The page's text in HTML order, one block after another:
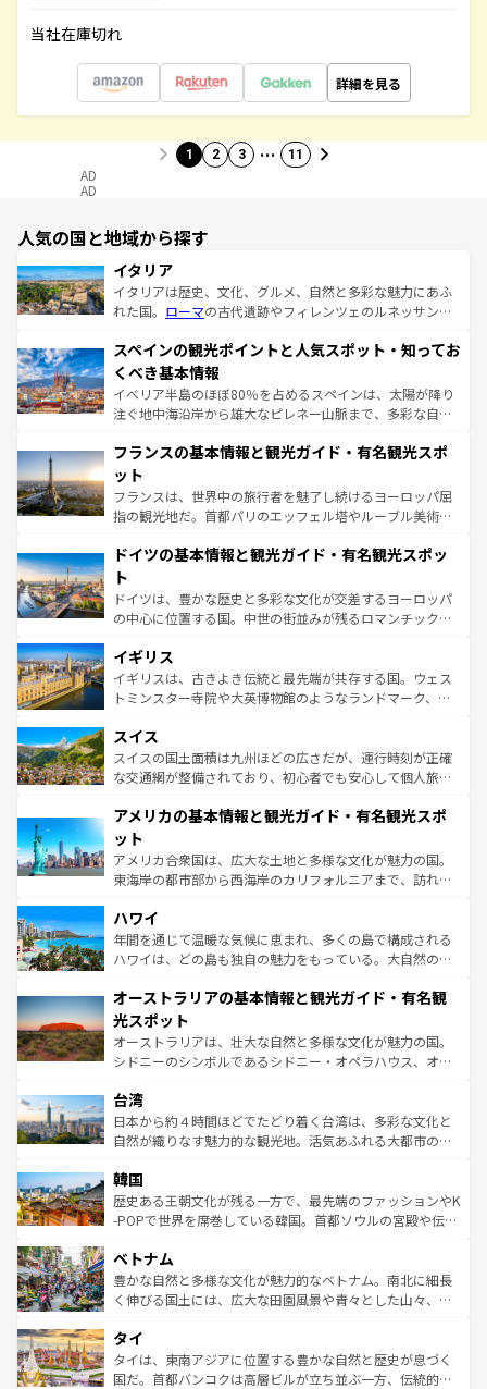
当社在庫切れ
詳細を見る
1 2 3 … 11
AD
AD
人気の国と地域から探す
イタリア
イタリアは歴史、文化、グルメ、自然と多彩な魅力にあふ
れた国。 ローマの古代遺跡やフィレンツェのルネッサンス
ろん、トスカーナの美しい田園風景やアマルフィ海岸の絶
景など、自然景観も見逃せない。観光の合間には、本場の
ピザやパスタなど、絶品のイタリア料理を堪能することも
できる。朝目覚めてから夜眠るまで、すべての瞬間を楽し
なお、新着のイタリア情報はコンテンツ一覧を参照してほ
しい。
スペインの観光ポイントと人気スポット・知ってお
くべき基本情報
イベリア半島のほぼ80％を占めるスペインは、太陽が降り
注ぐ地中海沿岸から雄大なピレネー山脈まで、多彩な自然
文化が根付くこの国では、情熱的なフラメンコ、熱気あふ
れる闘牛、そして美味しいタパスが生活の一部となってい
る。首都マドリードの洗練された雰囲気や、バルセロナの
アートに溢れた街角から、地方では古代ローマ遺跡や中世
せる。地方によって風土や気候が異なるスペインはその個
ンテンツ一覧 を参照してほしい。
フランスの基本情報と観光ガイド・有名観光スポ
ット
フランスは、世界中の旅行者を魅了し続けるヨーロッパ屈
指の観光地だ。首都パリのエッフェル塔やルーブル美術館
で、幅広い魅力が詰まっている。華麗な宮殿、歴史的な大
聖堂、美しいビーチ、そして豊かな自然が、訪れる者を心
から魅了する。また、フランスは美食の国としても知ら
れ、フランス料理はユネスコ無形文化遺産にも登録されて
香り高いラベンダー畑など、多彩な楽しみ方が可能だ。さ
らに、パリ以外の地域にも魅力が溢れており、どの街角に
も豊かな歴史と文化が息づいている。パリ以外の個性あふ
を参照してほしい。
ドイツの基本情報と観光ガイド・有名観光スポッ
ト
ドイツは、豊かな歴史と多彩な文化が交差するヨーロッパ
の中心に位置する国。中世の街並みが残るロマンチック街
顔を持つこの国は、どこを歩いても飽きることがない。ベ
ルリンの文化的活気、バイエルン州のアルプスの絶景、そ
してライン川沿いのワイン畑といった風景は必見。ビール
は、お酒好きな人にはぜひ体験してほしい。 なお、新着の
ドイツ情報はコンテンツ一覧を参照してほしい。
イギリス
イギリスは、古きよき伝統と最先端が共存する国。ウェス
トミンスター寺院や大英博物館のようなランドマーク、歴
リアごとに異なる魅力がある。また、優雅なアフタヌーン
ティー、ビール好きにはたまらない英国パブ、サッカー観
戦など、本場だからこそできる体験も豊富。イギリスを旅
ンツ一覧を参照してほしい。
スイス
スイスの国土面積は九州ほどの広さだが、運行時刻が正確
な交通網が整備されており、初心者でも安心して個人旅行
の建物がそのまま残る町や、スイスならではのユニークな
博物館もあり、アルプス観光だけでなく町歩きも満喫する
ことができる。国民の所得が高いため物価も高いが、旅行
者向けの交通パス提供のサービスもあり、うまく活用すれ
着のスイス情報は
アメリカの基本情報と観光ガイド・有名観光スポ
ット
アメリカ合衆国は、広大な土地と多様な文化が魅力の国。
東海岸の都市部から西海岸のカリフォルニアまで、訪れる
のような巨大都市は、観光、ショッピング、エンターテイ
ンメントが詰まった刺激的なスポットだ。一方、アメリカ
西部には大自然が広がり、グランドキャニオンやイエロー
部のニューオーリンズでは、音楽と美食が融合した独特の
文化が魅力。旅行者はアメリカの各地域で異なる魅力を楽
しみながら、その多様性と豊かな歴史を感じることができ
るだろう。車でのロードトリップや列車の旅も、アメリカ
情報は
ハワイ
年間を通じて温暖な気候に恵まれ、多くの島で構成される
ハワイは、どの島も独自の魅力をもっている。大自然の神
ワイ島は見逃せない。また、定番の観光地といえばオアフ
島だが、静かな自然を求めるならマウイ島やカウアイ島が
おすすめ。エメラルドグリーンに輝く海をはじめ、豊かな
文化や歴史が息づいている。「アロハスピリット」と呼ば
人々、おいしいローカルフードやハワイアンミュージッ
ク、伝統的なフラダンスなど、すべてがハワイの魅力を彩
っている。訪れるたびに新しい発見と感動が待っているハ
はコンテンツ一覧
オーストラリアの基本情報と観光ガイド・有名観
光スポット
オーストラリアは、壮大な自然と多様な文化が魅力の国。
シドニーのシンボルであるシドニー・オペラハウス、オー
リアリーフや大陸中央部にそびえるウルル（エアーズロッ
ク）、タスマニアの美しい原生林やケアンズの熱帯雨林な
ど、見どころがたくさん。また、カフェやワイン、オージ
いる。アクティビティも充実しており、サーフィンやダイ
ビング、ハイキングなど、アウトドア好きにはたまらな
い。オーストラリアの多彩な魅力を存分に味わいつくそ
参照してほしい。
台湾
日本から約４時間ほどでたどり着く台湾は、多彩な文化と
自然が織りなす魅力的な観光地。活気あふれる大都市の台
ン）、静ひつな山岳地帯である台湾東部など、都市の喧騒
と山間の静けさが共存しており、訪れる人に新しい発見と
驚きをもたらしてくれる。また、奥深い台湾の食文化も魅
容にもいいと評判のスイーツなど、バラエティ豊かな料理
が味わえる。 なお、新着の台湾情報は コンテンツ一覧を参
照してほしい。
韓国
歴史ある王朝文化が残る一方で、最先端のファッションやK
-POPで世界を席巻している韓国。首都ソウルの宮殿や伝統
き、地方に足を延ばせば四季折々の自然美を楽しむことが
できる。そして、キムチや焼肉、絶品のストリートフード
まで、さまざまな韓国料理が待っている。夜には、韓国な
リティに包まれながら、韓国の多彩な魅力を心ゆくまで味
わってみてほしい。 なお、新着の韓国情報はコンテンツ一
覧を参照してほしい。
ベトナム
豊かな自然と多様な文化が魅力的なベトナム。南北に細長
く伸びる国土には、広大な田園風景や青々とした山々、世
急速な発展と共に伝統が息づく。ハノイの古い町並みやホ
ーチミン市のフランス統治時代の建物も、独特の雰囲気を
醸し出している。また、バラエティの豊かさとおいしさで
タイ
タイは、東南アジアに位置する豊かな自然と歴史が息づく
国だ。首都バンコクは高層ビルが立ち並ぶ一方、伝統的な